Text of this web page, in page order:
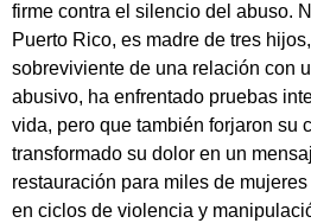
firme contra el silencio del abuso.
Puerto Rico, es madre de tres
sobreviviente de una relación con
abusivo, ha enfrentado pruebas
vida, pero que también forjaron su
transformado su dolor en un
restauración para miles de
en ciclos de violencia y